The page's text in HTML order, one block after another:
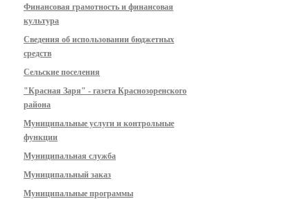
Финансовая грамотность и финансовая
культура
Сведения об использовании бюджетных
средств
Сельские поселения
"Красная Заря" - газета Краснозоренского
района
Муниципальные услуги и контрольные
функции
Муниципальная служба
Муниципальный заказ
Муниципальные программы